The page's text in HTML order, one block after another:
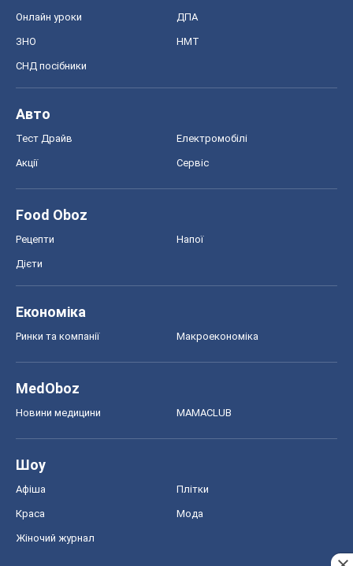
Онлайн уроки ДПА
ЗНО НМТ
СНД посібники
Авто
Тест Драйв Електромобілі
Акції Сервіс
Food Oboz
Рецепти Напої
Дієти
Економіка
Ринки та компанії Макроекономіка
MedOboz
Новини медицини MAMACLUB
Шоу
Афіша Плітки
Краса Мода
Жіночий журнал